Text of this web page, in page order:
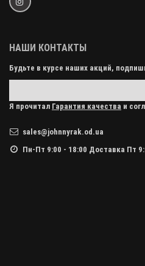
НАШИ КОНТАКТЫ
Будьте в курсе наших акций,
Я прочитал Гарантия качества и
sales@johnnyrak.od.ua
Пн-Пт 9:00 - 18:00 Доставка Пт